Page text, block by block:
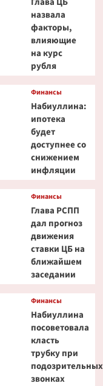
назвала
факторы,
влияющие
на курс
рубля
Финансы
Набиуллина:
ипотека
будет
доступнее со
снижением
инфляции
Финансы
Глава РСПП
дал прогноз
движения
ставки ЦБ на
ближайшем
заседании
Финансы
Набиуллина
посоветовала
класть
трубку при
подозрительных
звонках